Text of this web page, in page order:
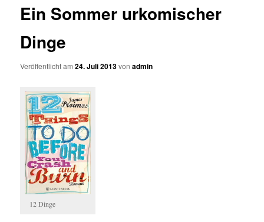
Ein Sommer urkomischer
Dinge
Veröffentlicht am24. Juli 2013vonadmin
12 Dinge